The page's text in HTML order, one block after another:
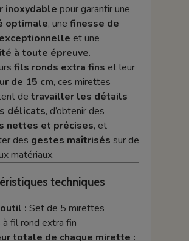
inoxydable pour garantir une
optimale, une finesse de
et une
à toute épreuve.
fils ronds extra fins et leur
de 15 cm, ces mirettes
de travailler les détails
délicats, d’obtenir des
nettes et précises, et
des gestes maîtrisés sur de
matériaux.
techniques
: Set de 5 mirettes
à fil rond extra fin
totale de chaque mirette :